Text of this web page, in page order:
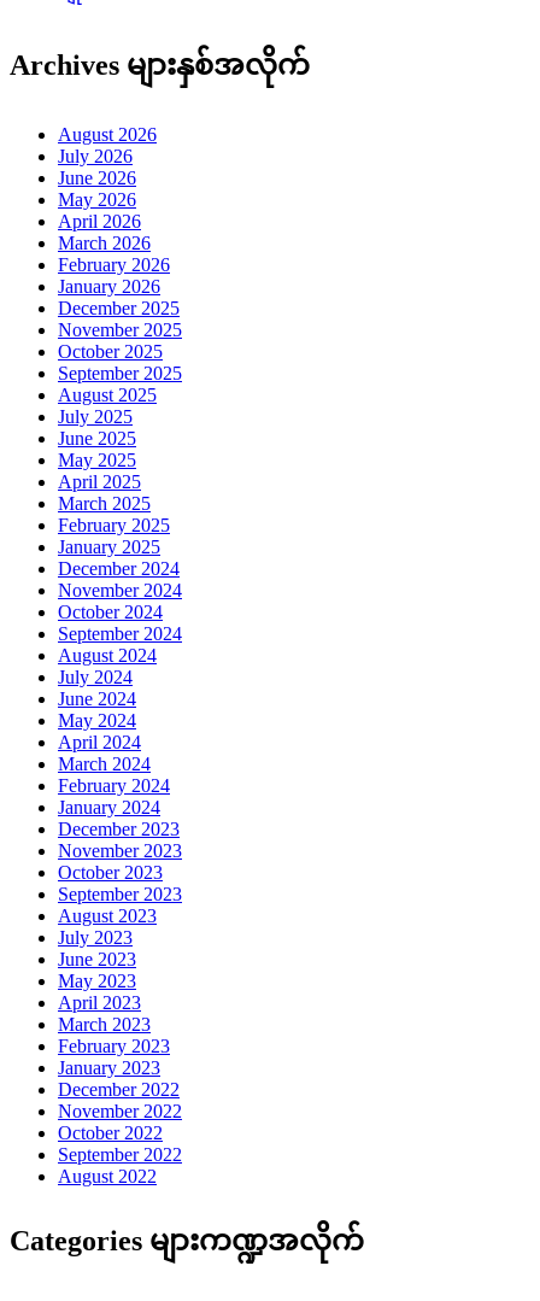
Archives များနှစ်အလိုက်
August 2026
July 2026
June 2026
May 2026
April 2026
March 2026
February 2026
January 2026
December 2025
November 2025
October 2025
September 2025
August 2025
July 2025
June 2025
May 2025
April 2025
March 2025
February 2025
January 2025
December 2024
November 2024
October 2024
September 2024
August 2024
July 2024
June 2024
May 2024
April 2024
March 2024
February 2024
January 2024
December 2023
November 2023
October 2023
September 2023
August 2023
July 2023
June 2023
May 2023
April 2023
March 2023
February 2023
January 2023
December 2022
November 2022
October 2022
September 2022
August 2022
Categories များကဏ္ဍအလိုက်